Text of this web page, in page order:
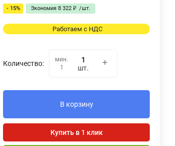
- 15% Экономия8 322 ₽ /шт.
Работаем с НДС
Количество:
мин.
1
шт.
В корзину
Купить в 1 клик